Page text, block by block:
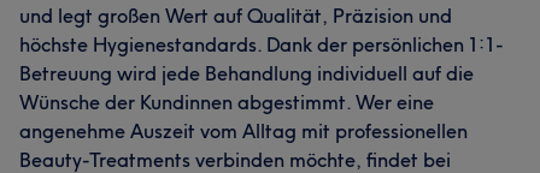
und legt großen Wert auf Qualität, Präzision und
höchste Hygienestandards. Dank der persönlichen 1:1-
Betreuung wird jede Behandlung individuell auf die
Wünsche der Kundinnen abgestimmt. Wer eine
angenehme Auszeit vom Alltag mit professionellen
Beauty-Treatments verbinden möchte, findet bei